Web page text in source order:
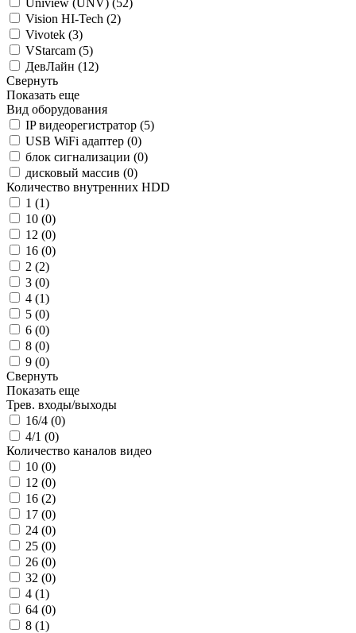
Vision HI-Tech (2)
Vivotek (3)
VStarcam (5)
ДевЛайн (12)
Свернуть
Показать еще
Вид оборудования
IP видеорегистратор (5)
USB WiFi адаптер (0)
блок сигнализации (0)
дисковый массив (0)
Количество внутренних HDD
1 (1)
10 (0)
12 (0)
16 (0)
2 (2)
3 (0)
4 (1)
5 (0)
6 (0)
8 (0)
9 (0)
Свернуть
Показать еще
Трев. входы/выходы
16/4 (0)
4/1 (0)
Количество каналов видео
10 (0)
12 (0)
16 (2)
17 (0)
24 (0)
25 (0)
26 (0)
32 (0)
4 (1)
64 (0)
8 (1)